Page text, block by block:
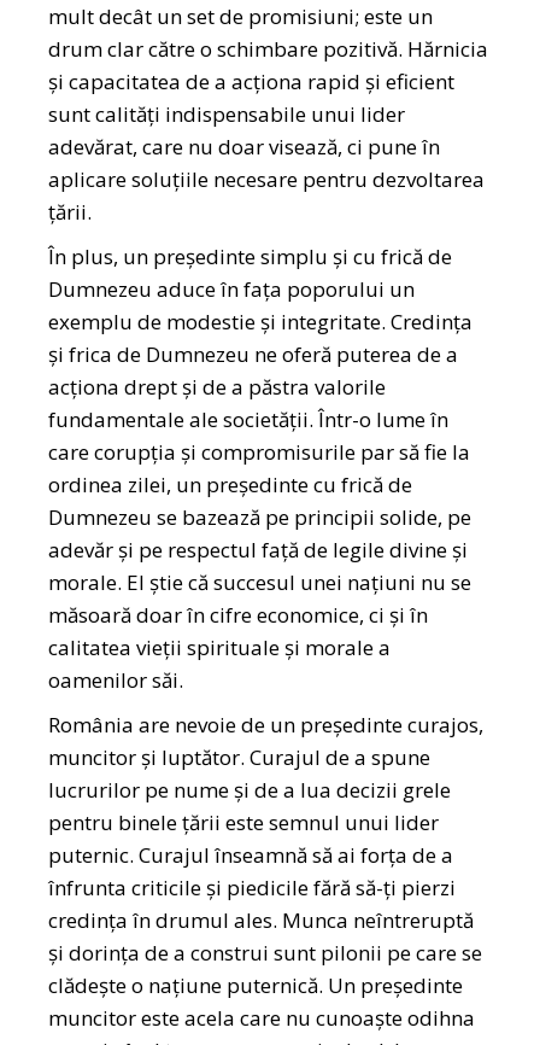
mult decât un set de promisiuni; este un
drum clar către o schimbare pozitivă. Hărnicia
și capacitatea de a acționa rapid și eficient
sunt calități indispensabile unui lider
adevărat, care nu doar visează, ci pune în
aplicare soluțiile necesare pentru dezvoltarea
țării.
În plus, un președinte simplu și cu frică de
Dumnezeu aduce în fața poporului un
exemplu de modestie și integritate. Credința
și frica de Dumnezeu ne oferă puterea de a
acționa drept și de a păstra valorile
fundamentale ale societății. Într-o lume în
care corupția și compromisurile par să fie la
ordinea zilei, un președinte cu frică de
Dumnezeu se bazează pe principii solide, pe
adevăr și pe respectul față de legile divine și
morale. El știe că succesul unei națiuni nu se
măsoară doar în cifre economice, ci și în
calitatea vieții spirituale și morale a
oamenilor săi.
România are nevoie de un președinte curajos,
muncitor și luptător. Curajul de a spune
lucrurilor pe nume și de a lua decizii grele
pentru binele țării este semnul unui lider
puternic. Curajul înseamnă să ai forța de a
înfrunta criticile și piedicile fără să-ți pierzi
credința în drumul ales. Munca neîntreruptă
și dorința de a construi sunt pilonii pe care se
clădește o națiune puternică. Un președinte
muncitor este acela care nu cunoaște odihna